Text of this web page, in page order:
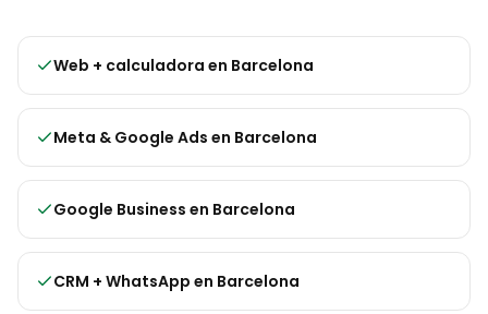
Web + calculadora en Barcelona
Meta & Google Ads en Barcelona
Google Business en Barcelona
CRM + WhatsApp en Barcelona